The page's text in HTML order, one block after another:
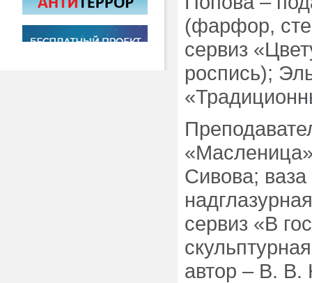
(фарфор,
сервиз
роспись);
Сивова;
сервиз «В
автор – В. В.